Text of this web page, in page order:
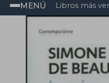
MENÚ Libros más